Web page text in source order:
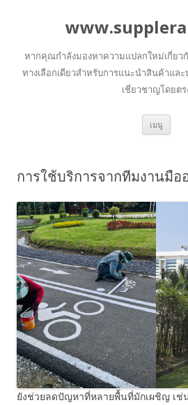
หากคุณกำลังมองหาความแปลกใหม่เกี่ยว
ทางเลือกเดียวสำหรับการแนะนำสินค้าแล
เชี่ยวชาญโดยตร
เมนู ข้าม
ยัง
การใช้บริการจากทีมงานมื
ยังช่วยลดปัญหาที่หลายพื้นที่มักเผชิญ เ